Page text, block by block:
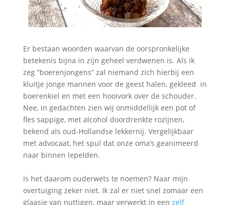
Er bestaan woorden waarvan de oorspronkelijke
betekenis bijna in zijn geheel verdwenen is. Als ik
zeg “boerenjongens” zal niemand zich hierbij een
kluitje jonge mannen voor de geest halen, gekleed in
boerenkiel en met een hooivork over de schouder.
Nee, in gedachten zien wij onmiddellijk een pot of
fles sappige, met alcohol doordrenkte rozijnen,
bekend als oud-Hollandse lekkernij. Vergelijkbaar
met advocaat, het spul dat onze oma’s geanimeerd
naar binnen lepelden.
Is het daarom ouderwets te noemen? Naar mijn
overtuiging zeker niet. Ik zal er niet snel zomaar een
glaasje van nuttigen, maar verwerkt in een zelf